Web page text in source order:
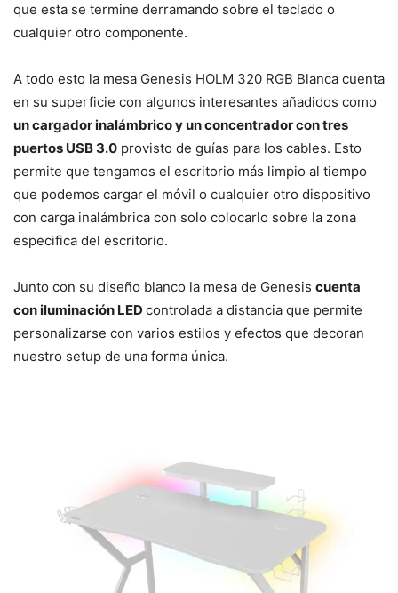
que esta se termine derramando sobre el teclado o
cualquier otro componente.
A todo esto la mesa Genesis HOLM 320 RGB Blanca cuenta
en su superficie con algunos interesantes añadidos como
un cargador inalámbrico y un concentrador con tres
puertos USB 3.0 provisto de guías para los cables. Esto
permite que tengamos el escritorio más limpio al tiempo
que podemos cargar el móvil o cualquier otro dispositivo
con carga inalámbrica con solo colocarlo sobre la zona
especifica del escritorio.
Junto con su diseño blanco la mesa de Genesis cuenta
con iluminación LED controlada a distancia que permite
personalizarse con varios estilos y efectos que decoran
nuestro setup de una forma única.